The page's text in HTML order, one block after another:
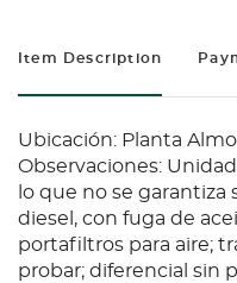
Item Description
Ubicación: Planta
Observaciones:
lo que no se
diesel, con fuga de
portafiltros para aire;
probar; diferencial sin